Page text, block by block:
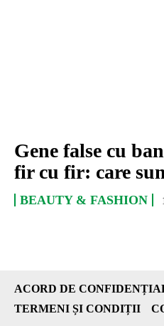
Gene false cu
fir cu fir: care
BEAUTY & FASHION
ACORD DE
TERMENI ȘI CONDIȚII